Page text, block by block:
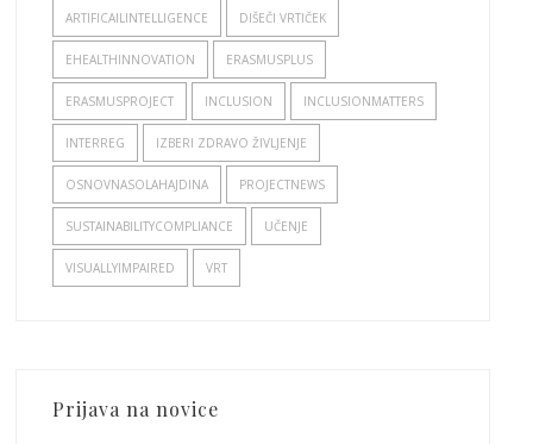
ARTIFICAILINTELLIGENCE DIŠEČI VRTIČEK
EHEALTHINNOVATION ERASMUSPLUS
ERASMUSPROJECT INCLUSION INCLUSIONMATTERS
INTERREG IZBERI ZDRAVO ŽIVLJENJE
OSNOVNASOLAHAJDINA PROJECTNEWS
SUSTAINABILITYCOMPLIANCE UČENJE
VISUALLYIMPAIRED VRT
Prijava na novice